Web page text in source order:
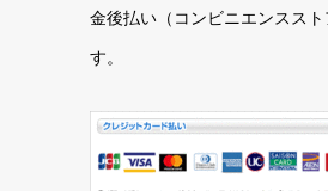
金後払い（コンビニエンスス
す。